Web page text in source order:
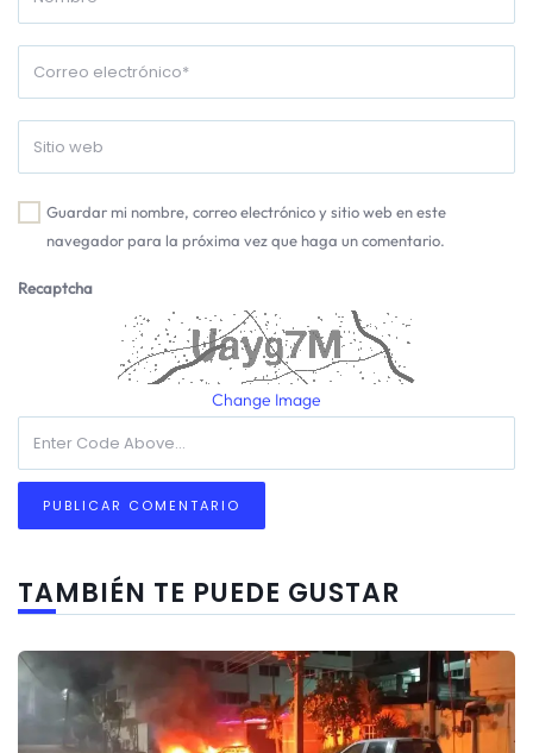
Guardar mi nombre, correo electrónico y sitio web en este
navegador para la próxima vez que haga un comentario.
Recaptcha
Change Image
TAMBIÉN TE PUEDE GUSTAR